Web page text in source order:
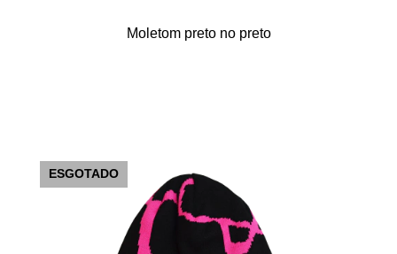
Moletom preto no preto
ESGOTADO